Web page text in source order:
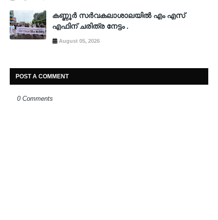
കണ്ണൂർ സർവകലാശാലയിൽ എം എസ്
എഫിന് ചരിത്ര നേട്ടം .
August 05, 2026
POST A COMMENT
0 Comments